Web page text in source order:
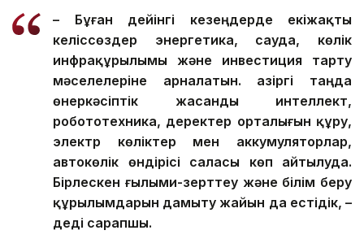
– Бұған дейінгі кезеңдерде екіжақты
келіссөздер энергетика, сауда, көлік
инфрақұрылымы және инвестиция тарту
мәселелеріне арналатын. Қазіргі таңда
өнеркәсіптік жасанды интеллект,
робототехника, деректер орталығын құру,
электр көліктер мен аккумуляторлар,
автокөлік өндірісі саласы көп айтылуда.
Бірлескен ғылыми-зерттеу және білім беру
құрылымдарын дамыту жайын да естідік, –
деді сарапшы.